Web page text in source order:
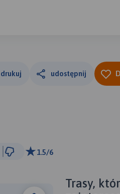
drukuj udostępnij
1.5/6
10 km
Trasy,